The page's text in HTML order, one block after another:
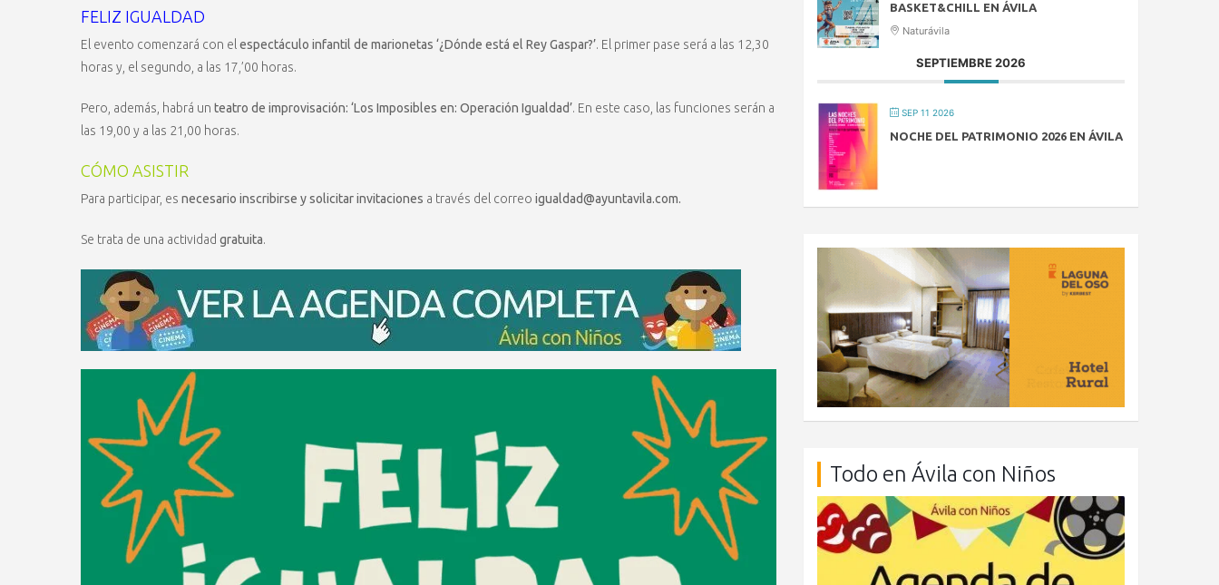
FELIZ IGUALDAD
El evento comenzará con elespectáculo infantil de marionetas ‘¿Dónde está el Rey Gaspar?’. El primer pase será a las 12,30
horas y, el segundo, a las 17,’00 horas.
Pero, además, habrá un teatro de improvisación: ‘Los Imposibles en: Operación Igualdad’. En este caso, las funciones serán a
las 19,00 y a las 21,00 horas.
CÓMO ASISTIR
Para participar, es necesario inscribirse y solicitar invitaciones a través del correo igualdad@ayuntavila.com.
Se trata de una actividad gratuita.
BASKET&CHILL EN ÁVILA
Naturávila
SEPTIEMBRE 2026
SEP 11 2026
NOCHE DEL PATRIMONIO 2026 EN ÁVILA
Todo en Ávila con Niños